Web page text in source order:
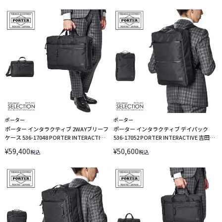
ポーター
ポーター インタラクティブ 2WAYブリーフ
ケース 536-17048 PORTER INTERACTIVE
PC収納 15インチ
¥59,400税込
ポーター
ポーター インタラクティブ デイパック
536-17052 PORTER INTERACTIVE 吉田カ
PC収納 15インチ
¥50,600税込